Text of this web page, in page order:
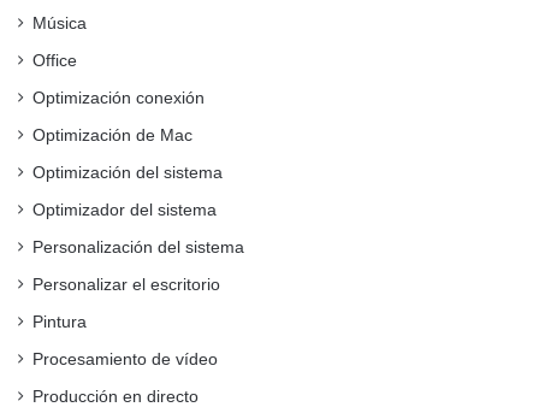
Música
Office
Optimización conexión
Optimización de Mac
Optimización del sistema
Optimizador del sistema
Personalización del sistema
Personalizar el escritorio
Pintura
Procesamiento de vídeo
Producción en directo